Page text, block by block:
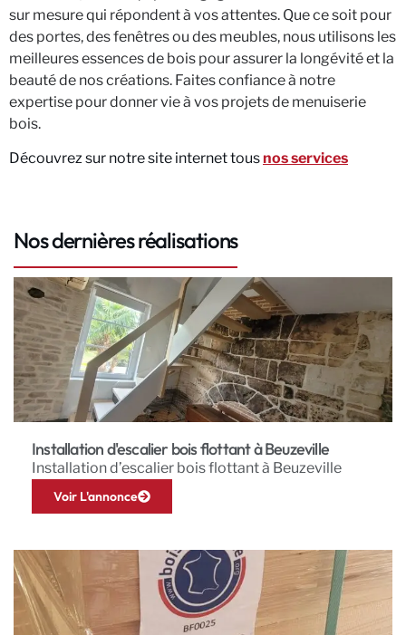
sur mesure qui répondent à vos attentes. Que ce soit pour
des portes, des fenêtres ou des meubles, nous utilisons les
meilleures essences de bois pour assurer la longévité et la
beauté de nos créations. Faites confiance à notre
expertise pour donner vie à vos projets de menuiserie
bois.
Découvrez sur notre site internet tousnos services
Nos dernières réalisations
Installation d'escalier bois flottant à Beuzeville
Installation d’escalier bois flottant à Beuzeville
Voir L'annonce